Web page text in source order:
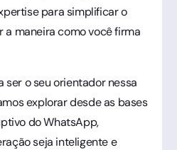
para simplificar o
a maneira como você firma
ser o seu orientador nessa
explorar desde as bases
do WhatsApp,
seja inteligente e